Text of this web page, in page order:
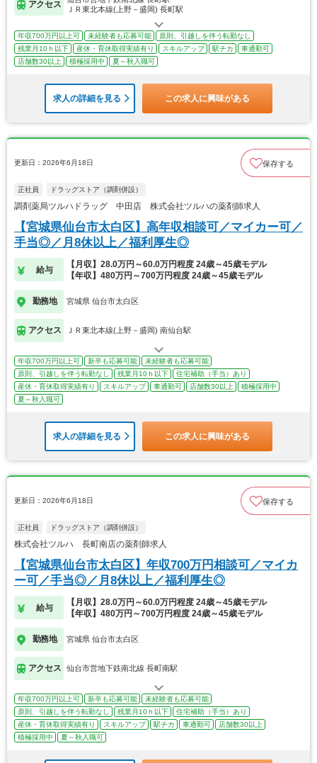
アクセス
ＪＲ東北本線(上野－盛岡) 長町駅
年収700万円以上可 未経験者も応募可能
原則、引越しを伴う転勤なし
残業月10ｈ以下
産休・育休取得実績有り スキルアップ 駅チカ
車通勤可
店舗数30以上
積極採用中 夏～秋入職可
求人の詳細を見る この求人に興味がある
更新日：2026年6月18日 保存する
正社員 ドラッグストア（調剤併設）
調剤薬局ツルハドラッグ 中田店 株式会社ツルハの薬剤師求人
【宮城県仙台市太白区】高年収相談可／マイカー可／
手当◎／月8休以上／福利厚生◎
給与
【月収】28.0万円～60.0万円程度 24歳～45歳モデル
【年収】480万円～700万円程度 24歳～45歳モデル
勤務地 宮城県 仙台市太白区
アクセス ＪＲ東北本線(上野－盛岡) 南仙台駅
年収700万円以上可 新卒も応募可能
未経験者も応募可能
原則、引越しを伴う転勤なし
残業月10ｈ以下
住宅補助（手当）あり
産休・育休取得実績有り
スキルアップ 車通勤可 店舗数30以上
積極採用中
夏～秋入職可
求人の詳細を見る この求人に興味がある
更新日：2026年6月18日 保存する
正社員 ドラッグストア（調剤併設）
株式会社ツルハ 長町南店の薬剤師求人
【宮城県仙台市太白区】年収700万円相談可／マイカ
ー可／手当◎／月8休以上／福利厚生◎
給与
【月収】28.0万円～60.0万円程度 24歳～45歳モデル
【年収】480万円～700万円程度 24歳～45歳モデル
勤務地 宮城県 仙台市太白区
アクセス 仙台市営地下鉄南北線 長町南駅
年収700万円以上可 新卒も応募可能
未経験者も応募可能
原則、引越しを伴う転勤なし
残業月10ｈ以下
住宅補助（手当）あり
産休・育休取得実績有り
スキルアップ 駅チカ 車通勤可
店舗数30以上
積極採用中
夏～秋入職可